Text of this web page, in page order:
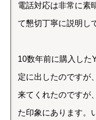
電話対応は非常に素
て懇切丁寧に説明し
10数年前に購入した
定に出したのですが
来てくれたのですが
た印象にあります。